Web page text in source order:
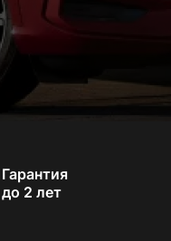
Гарантия
до 2 лет